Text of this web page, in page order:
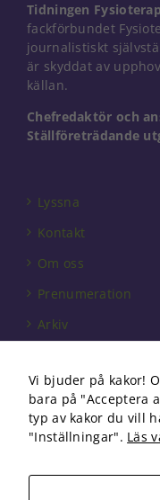
Tidningen
fackförbundet
journalistiskt
är skyddat av
källan.
Chefredaktör och
Ställföreträdande
Lyssna
Kontakt
Om oss
Prenumeration
Arkiv
Förbundet
Om cookies
Vi bjuder på kakor!
bara på "Acceptera
typ av kakor du vill
"Inställningar". Läs